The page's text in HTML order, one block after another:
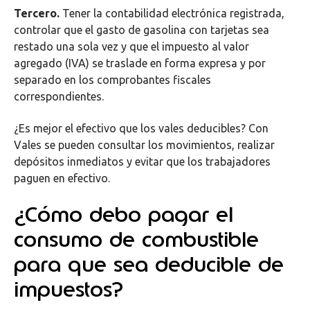
Tercero. Tener la contabilidad electrónica registrada,
controlar que el gasto de gasolina con tarjetas sea
restado una sola vez y que el impuesto al valor
agregado (IVA) se traslade en forma expresa y por
separado en los comprobantes fiscales
correspondientes.
¿Es mejor el efectivo que los vales deducibles? Con
Vales se pueden consultar los movimientos, realizar
depósitos inmediatos y evitar que los trabajadores
paguen en efectivo.
¿Cómo debo pagar el
consumo de combustible
para que sea deducible de
impuestos?